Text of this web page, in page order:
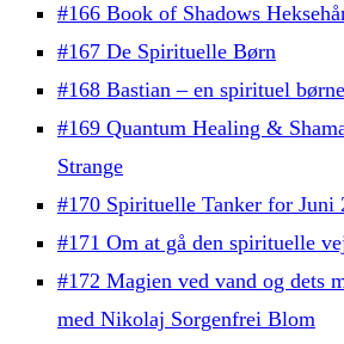
#166 Book of Shadows
#167 De Spirituelle Børn
#168 Bastian – en spirituel
#169 Quantum Healing &
Strange
#170 Spirituelle Tanker for Juni
#171 Om at gå den spirituelle
#172 Magien ved vand og dets
med Nikolaj Sorgenfrei Blom